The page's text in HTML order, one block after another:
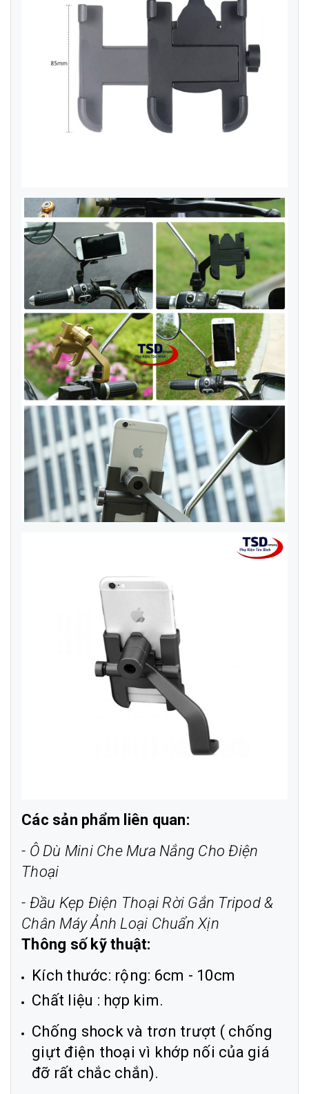
Các sản phẩm liên quan:
- Ô Dù Mini Che Mưa Nắng Cho Điện
Thoại
- Đầu Kẹp Điện Thoại Rời Gắn Tripod &
Chân Máy Ảnh Loại Chuẩn Xịn
Thông số kỹ thuật:
Kích thước: rộng: 6cm - 10cm
Chất liệu : hợp kim.
Chống shock và trơn trượt ( chống
giựt điện thoại vì khớp nối của giá
đỡ rất chắc chắn).